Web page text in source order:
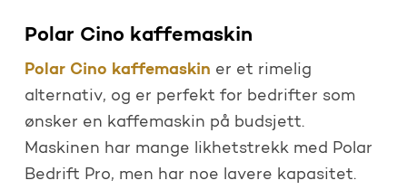
Polar Cino kaffemaskin
Polar Cino kaffemaskin er et rimelig
alternativ, og er perfekt for bedrifter som
ønsker en kaffemaskin på budsjett.
Maskinen har mange likhetstrekk med Polar
Bedrift Pro, men har noe lavere kapasitet.